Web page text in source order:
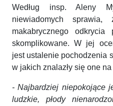
Według insp. Aleny
niewiadomych
makabrycznego
skomplikowane. W jej
jest ustalenie pochodzenia
w jakich znalazły się one
- Najbardziej niepokojące
ludzkie, płody